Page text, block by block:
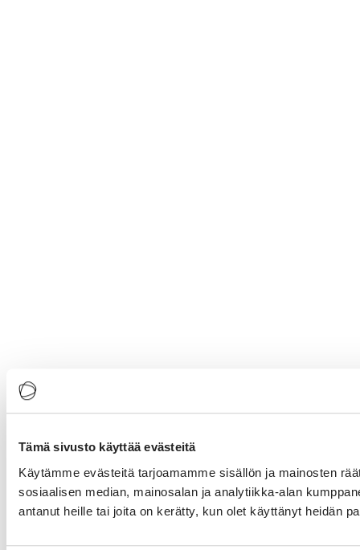
Tämä sivusto käyttää evästeitä
Käytämme evästeitä tarjoamamme sisällön ja mainosten
sosiaalisen median, mainosalan ja analytiikka-alan
antanut heille tai joita on kerätty, kun olet käyttänyt heidän